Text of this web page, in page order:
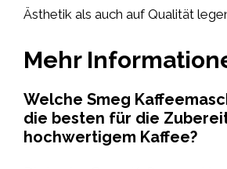
Ästhetik als auch auf Qualität
Mehr
Welche Smeg
die besten für die
hochwertigem Kaffee?